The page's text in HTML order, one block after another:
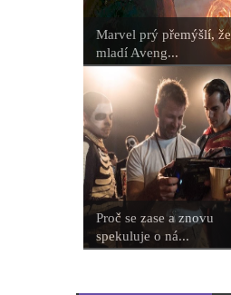
Marvel prý přemýšlí, že
mladí Aveng...
Proč se zase a znovu
spekuluje o ná...